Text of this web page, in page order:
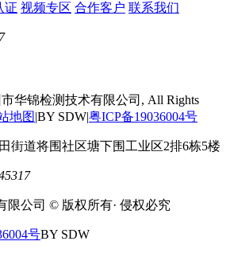
证 视频专区 合作客户 联系我们
华锦检测技术有限公司, All Rights
地图|BY SDW|粤ICP备19036004号
街道将围社区塘下围工业区2排6栋5楼
限公司 © 版权所有· 侵权必究
号BY SDW